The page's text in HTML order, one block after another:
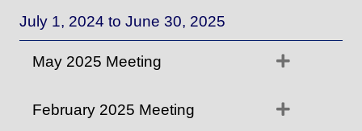
July 1, 2024 to June 30, 2025
May 2025 Meeting Expand
February 2025 Meeting Expand